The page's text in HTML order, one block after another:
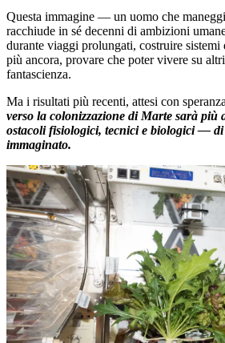
Questa immagine — un uomo che
racchiude in sé decenni di ambizioni
durante viaggi prolungati, costruire
più ancora, provare che poter vivere su
fantascienza.
Ma i risultati più recenti, attesi con
verso la colonizzazione di Marte sarà
ostacoli fisiologici, tecnici e biologici —
immaginato.